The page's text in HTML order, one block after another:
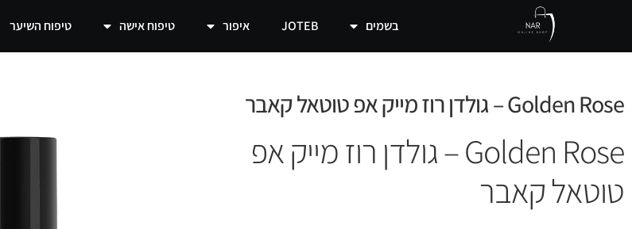
בשמים JOTEB איפור טיפוח אישה טיפוח השיער
Golden Rose – גולדן רוז מייק אפ טוטאל קאבר
Golden Rose – גולדן רוז מייק אפ
טוטאל קאבר